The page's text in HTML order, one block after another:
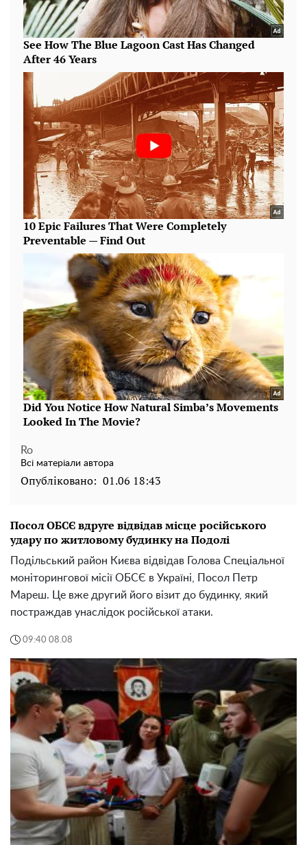
Ro
Всі матеріали автора
Опубліковано: 01.06 18:43
Посол ОБСЄ вдруге відвідав місце російського
удару по житловому будинку на Подолі
Подільський район Києва відвідав Голова Спеціальної
моніторингової місії ОБСЄ в Україні, Посол Петр
Мареш. Це вже другий його візит до будинку, який
постраждав унаслідок російської атаки.
09:40 08.08